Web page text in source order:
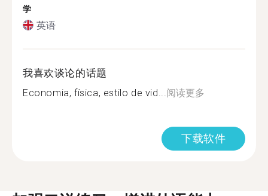
学
英语
我喜欢谈论的话题
Economia, física, estilo de vid... 阅读更多
下载软件